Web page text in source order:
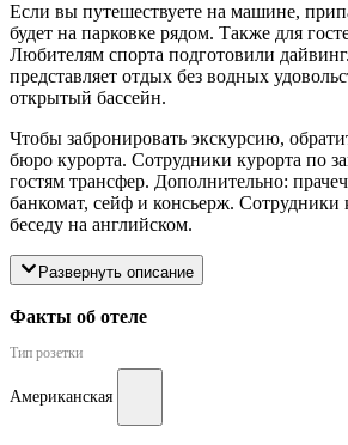
Если вы путешествуете на машине,
будет на парковке рядом. Также для
Любителям спорта подготовили
представляет отдых без водных
открытый бассейн.
Чтобы забронировать экскурсию,
бюро курорта. Сотрудники курорта по
гостям трансфер. Дополнительно:
банкомат, сейф и консьерж. Сотрудники
беседу на английском.
Развернуть описание
Факты об отеле
Тип розетки
Американская